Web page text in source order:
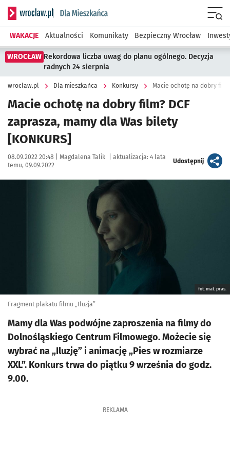
Serwis informacyjny wroclaw.pl podserwis: Dla mieszkańca
WAKACJE Aktualności Komunikaty Bezpieczny Wrocław
WROCŁAW Rekordowa liczba uwag do planu ogólnego. Decyzja
radnych 24 sierpnia
wroclaw.pl Dla mieszkańca Konkursy Macie ochotę na dobry
Macie ochotę na dobry film? DCF
zaprasza, mamy dla Was bilety
[KONKURS]
Data publikacji:
08.09.2022 20:48 | Autor:
Magdalena Talik aktualizacja: 4 lata
temu, 09.09.2022
Udostępnijartykuł
fot. mat. pras.
Fragment plakatu filmu „Iluzja”
Mamy dla Was podwójne zaproszenia na filmy do
Dolnośląskiego Centrum Filmowego. Możecie się
wybrać na „Iluzję” i animację „Pies w rozmiarze
XXL”. Konkurs trwa do piątku 9 września do godz.
9.00.
REKLAMA